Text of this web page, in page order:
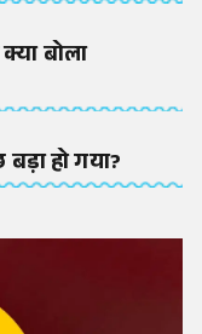
बोला
हो गया?